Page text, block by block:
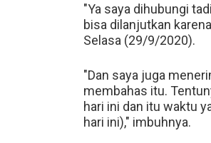
"Ya saya dihubungi
bisa dilanjutkan
Selasa (29/9/2020).
"Dan saya juga
membahas itu.
hari ini dan itu waktu
hari ini)," imbuhnya.